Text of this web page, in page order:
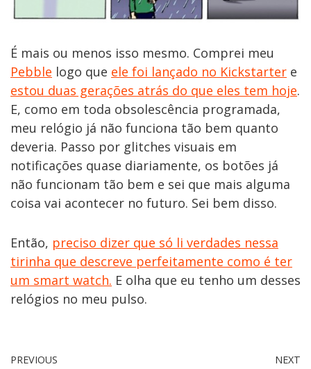
É mais ou menos isso mesmo. Comprei meu
Pebble logo que ele foi lançado no Kickstarter e
estou duas gerações atrás do que eles tem hoje.
E, como em toda obsolescência programada,
meu relógio já não funciona tão bem quanto
deveria. Passo por glitches visuais em
notificações quase diariamente, os botões já
não funcionam tão bem e sei que mais alguma
coisa vai acontecer no futuro. Sei bem disso.
Então, preciso dizer que só li verdades nessa
tirinha que descreve perfeitamente como é ter
um ‪smart watch‬. E olha que eu tenho um desses
relógios no meu pulso.
PREVIOUS NEXT